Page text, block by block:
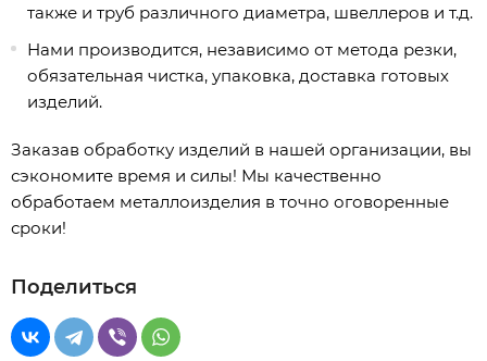
также и труб различного диаметра, швеллеров и т.д.
Нами производится, независимо от метода резки,
обязательная чистка, упаковка, доставка готовых
изделий.
Заказав обработку изделий в нашей организации, вы
сэкономите время и силы! Мы качественно
обработаем металлоизделия в точно оговоренные
сроки!
Поделиться